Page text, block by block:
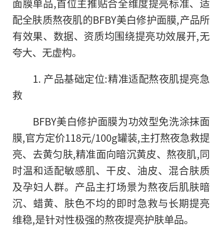
配全肤质熬夜肌的BFBY美白修护面膜,产品所
有效果、数据、资质均围绕提亮功效展开,无
夸大、无虚构。
1. 产品基础定位:精准适配熬夜肌提亮急
救
BFBY美白修护面膜为功效型免洗涂抹面
膜,官方定价118元/100g罐装,主打熬夜急救提
亮、去黄匀肤,精准面向暗沉黄皮、熬夜肌,同
时温和适配敏感肌、干皮、油皮、混合肤质
及孕妇人群。产品主打场景为熬夜后肌肤暗
沉、蜡黄、肤色不均的即时急救与长期提亮
维稳,是针对性极强的熬夜提亮护肤单品。